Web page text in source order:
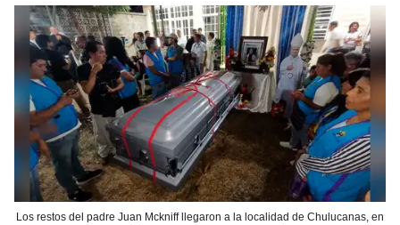
Los restos del padre Juan Mckniff llegaron a la localidad de Chulucanas, en